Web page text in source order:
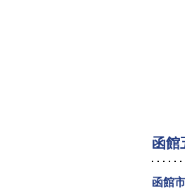
函館
函館